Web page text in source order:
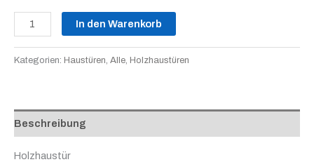
In den Warenkorb
Kategorien: Haustüren, Alle, Holzhaustüren
Beschreibung
Holzhaustür